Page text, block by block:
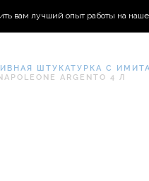
ШТУКАТУРКА С
ARGENTO 4 Л
вам лучший опыт работы на